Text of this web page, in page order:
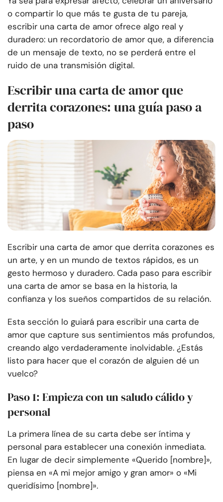
o compartir lo que más te gusta de tu pareja,
escribir una carta de amor ofrece algo real y
duradero: un recordatorio de amor que, a diferencia
de un mensaje de texto, no se perderá entre el
ruido de una transmisión digital.
Escribir una carta de amor que
derrita corazones: una guía paso a
paso
Escribir una carta de amor que derrita corazones es
un arte, y en un mundo de textos rápidos, es un
gesto hermoso y duradero. Cada paso para escribir
una carta de amor se basa en la historia, la
confianza y los sueños compartidos de su relación.
Esta sección lo guiará para escribir una carta de
amor que capture sus sentimientos más profundos,
creando algo verdaderamente inolvidable. ¿Estás
listo para hacer que el corazón de alguien dé un
vuelco?
Paso 1: Empieza con un saludo cálido y
personal
La primera línea de su carta debe ser íntima y
personal para establecer una conexión inmediata.
En lugar de decir simplemente «Querido [nombre]»,
piensa en «A mi mejor amigo y gran amor» o «Mi
queridísimo [nombre]».